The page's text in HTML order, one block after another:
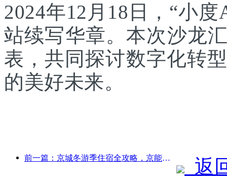
2024年12月18日，“小
站续写华章。本次沙龙
表，共同探讨数字化转
的美好未来。
前一篇：京城冬游季住宿全攻略，京能酒店新院落引发旅游新热潮 返